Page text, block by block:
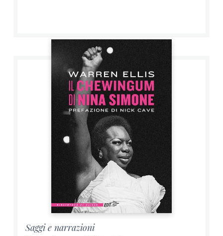
Saggi e narrazioni